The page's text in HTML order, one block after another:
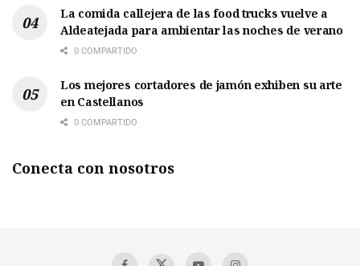
La comida callejera de las food trucks vuelve a
Aldeatejada para ambientar las noches de verano
0 COMPARTIDO
Los mejores cortadores de jamón exhiben su arte
en Castellanos
0 COMPARTIDO
Conecta con nosotros